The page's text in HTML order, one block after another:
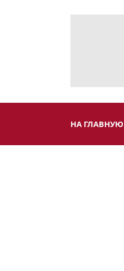
НА ГЛАВНУЮ